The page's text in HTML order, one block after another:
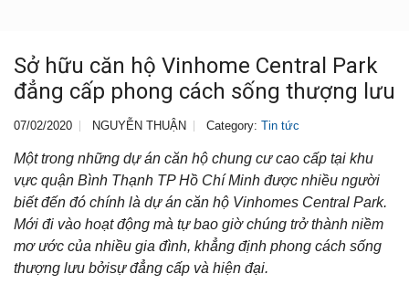
Sở hữu căn hộ Vinhome Central Park
đẳng cấp phong cách sống thượng lưu
07/02/2020 NGUYỄN THUẬN Category: Tin tức
Một trong những dự án căn hộ chung cư cao cấp tại khu
vực quận Bình Thạnh TP Hồ Chí Minh được nhiều người
biết đến đó chính là dự án căn hộ Vinhomes Central Park.
Mới đi vào hoạt động mà tự bao giờ chúng trở thành niềm
mơ ước của nhiều gia đình, khẳng định phong cách sống
thượng lưu bởisự đẳng cấp và hiện đại.